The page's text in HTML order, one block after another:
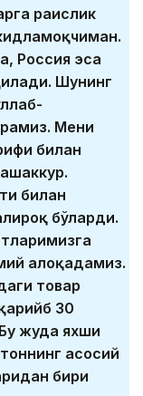
раислик
Россия эса
Шунинг
Мени
билан
билан
бўларди.
алоқадамиз.
товар
30
жуда яхши
асосий
бири